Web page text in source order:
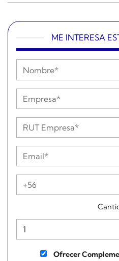
ME INTERESA
Ofrecer